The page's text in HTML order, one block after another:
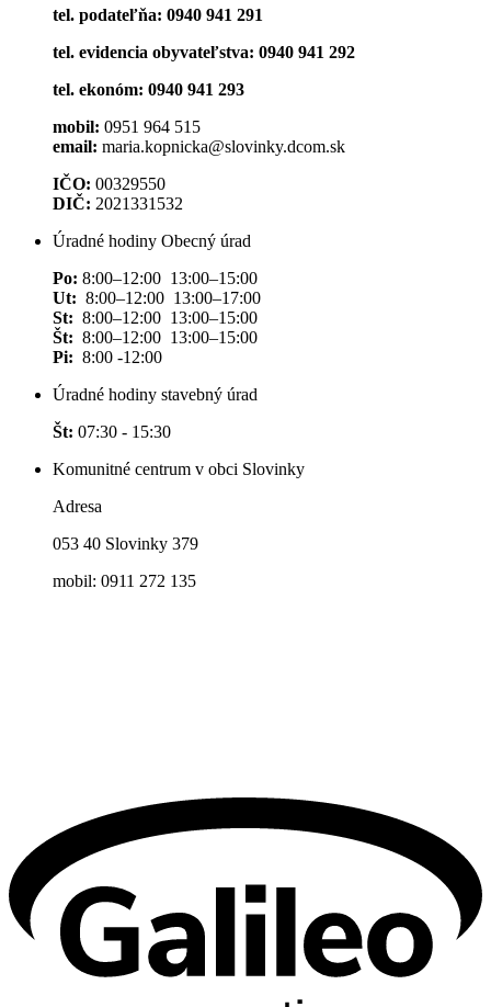
tel. podateľňa: 0940 941 291
tel. evidencia obyvateľstva: 0940 941 292
tel. ekonóm: 0940 941 293
mobil: 0951 964 515
email: maria.kopnicka@slovinky.dcom.sk
IČO: 00329550
DIČ: 2021331532
Úradné hodiny Obecný úrad
Po: 8:00–12:00 13:00–15:00
Ut: 8:00–12:00 13:00–17:00
St: 8:00–12:00 13:00–15:00
Št: 8:00–12:00 13:00–15:00
Pi: 8:00 -12:00
Úradné hodiny stavebný úrad
Št: 07:30 - 15:30
Komunitné centrum v obci Slovinky
Adresa
053 40 Slovinky 379
mobil: 0911 272 135